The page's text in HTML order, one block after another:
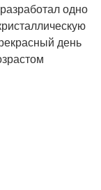
одно
день